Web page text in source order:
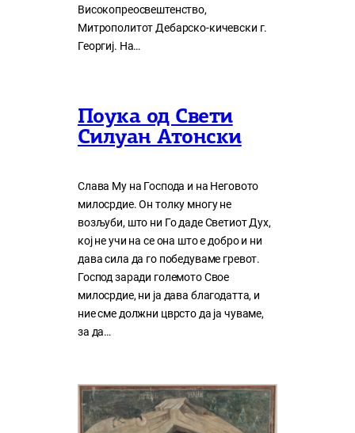
Високопреосвештенство,
Митрополитот Дебарско-кичевски г.
Георгиј. На…
Поука од Свети
Силуан Атонски
Слава Му на Господа и на Неговото
милосрдие. Он толку многу нe
возљуби, што ни Го даде Светиот Дух,
кој нe учи на сe она што е добро и ни
дава сила да го победуваме гревот.
Господ заради големото Свое
милосрдие, ни ја дава благодатта, и
ние сме должни цврсто да ја чуваме,
за да…